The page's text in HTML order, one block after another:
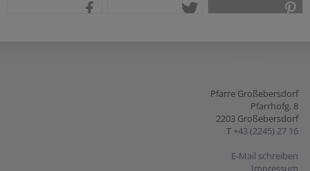
Pfarre Großebersdorf
Pfarrhofg. 8
2203 Großebersdorf
T +43 (2245) 27 16
E-Mail schreiben